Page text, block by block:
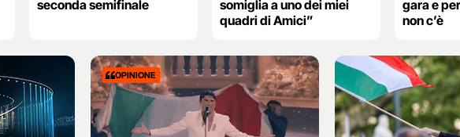
seconda semifinale
somiglia a uno dei miei
quadri di Amici”
gara e
non c’è
OPINIONE